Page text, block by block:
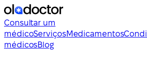
Consultar um
médicoServiçosMedicamentos
médicosBlog